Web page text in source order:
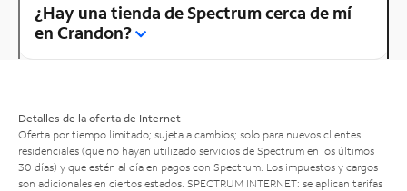
¿Hay una tienda de Spectrum cerca de mí
en Crandon?
Detalles de la oferta de Internet
Oferta por tiempo limitado; sujeta a cambios; solo para nuevos clientes
residenciales (que no hayan utilizado servicios de Spectrum en los últimos
30 días) y que estén al día en pagos con Spectrum. Los impuestos y cargos
son adicionales en ciertos estados. SPECTRUM INTERNET: se aplican tarifas